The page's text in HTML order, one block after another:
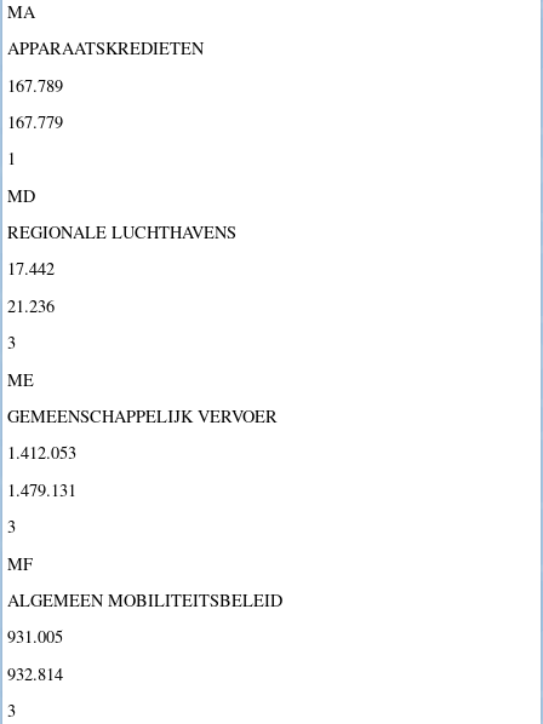
MA
APPARAATSKREDIETEN
167.789
167.779
1
MD
REGIONALE LUCHTHAVENS
17.442
21.236
3
ME
GEMEENSCHAPPELIJK VERVOER
1.412.053
1.479.131
3
MF
ALGEMEEN MOBILITEITSBELEID
931.005
932.814
3